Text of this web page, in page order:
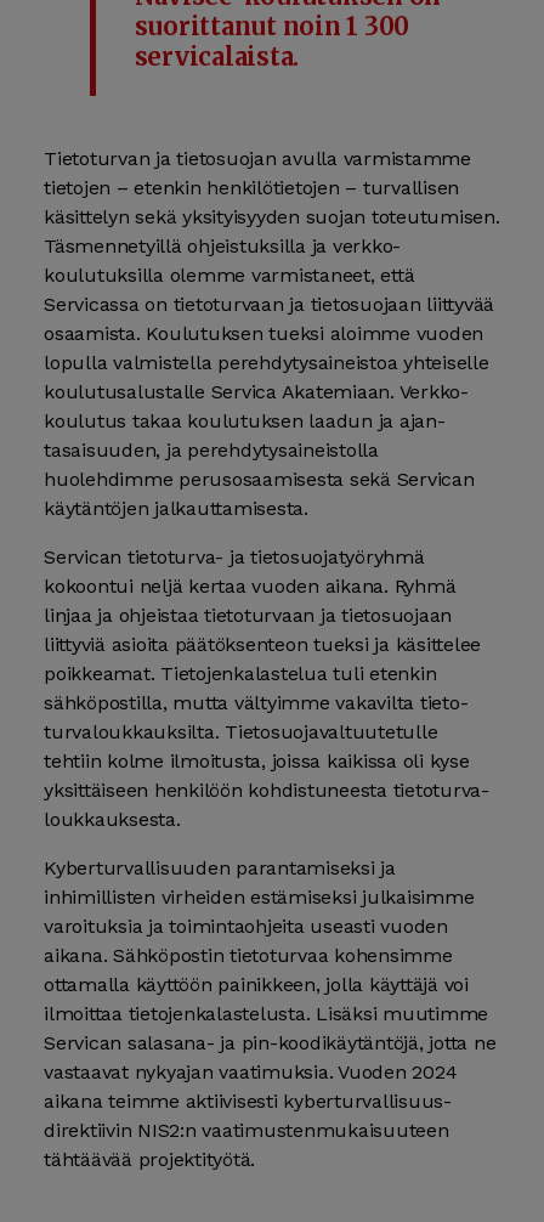
suorittanut noin 1 300
servicalaista.
Tietoturvan ja tieto­suojan avulla varmistamme
tietojen – etenkin henkilö­tietojen – turvallisen
käsittelyn sekä yksityisyyden suojan toteutumisen.
Täsmennetyillä ohjeistuksilla ja verkko­
koulutuksilla olemme varmistaneet, että
Servicassa on tieto­turvaan ja tieto­suojaan liittyvää
osaamista. Koulutuksen tueksi aloimme vuoden
lopulla valmistella perehdytys­aineistoa yhteiselle
koulutus­alustalle Servica Akatemiaan. Verkko­
koulutus takaa koulutuksen laadun ja ajan­
tasaisuuden, ja perehdytys­aineistolla
huolehdimme perus­osaamisesta sekä Servican
käytäntöjen jalkauttamisesta.
Servican tietoturva- ja tieto­suoja­työ­ryhmä
kokoontui neljä kertaa vuoden aikana. Ryhmä
linjaa ja ohjeistaa tieto­turvaan ja tieto­suojaan
liittyviä asioita päätöksen­teon tueksi ja käsittelee
poikkeamat. Tietojen­kalastelua tuli etenkin
sähkö­postilla, mutta vältyimme vakavilta tieto­
turva­loukkauksilta. Tieto­suoja­valtuutetulle
tehtiin kolme ilmoitusta, joissa kaikissa oli kyse
yksittäiseen henkilöön kohdistuneesta tieto­turva­
loukkauksesta.
Kyberturvallisuuden parantamiseksi ja
inhimillisten virheiden estämiseksi julkaisimme
varoituksia ja toiminta­ohjeita useasti vuoden
aikana. Sähköpostin tieto­turvaa kohensimme
ottamalla käyttöön painikkeen, jolla käyttäjä voi
ilmoittaa tietojen­kalastelusta. Lisäksi muutimme
Servican sala­sana- ja pin-koodi­käytäntöjä, jotta ne
vastaavat nyky­ajan vaatimuksia. Vuoden 2024
aikana teimme aktiivisesti kyber­turvallisuus­
direktiivin NIS2:n vaatimusten­mukaisuuteen
tähtäävää projekti­työtä.